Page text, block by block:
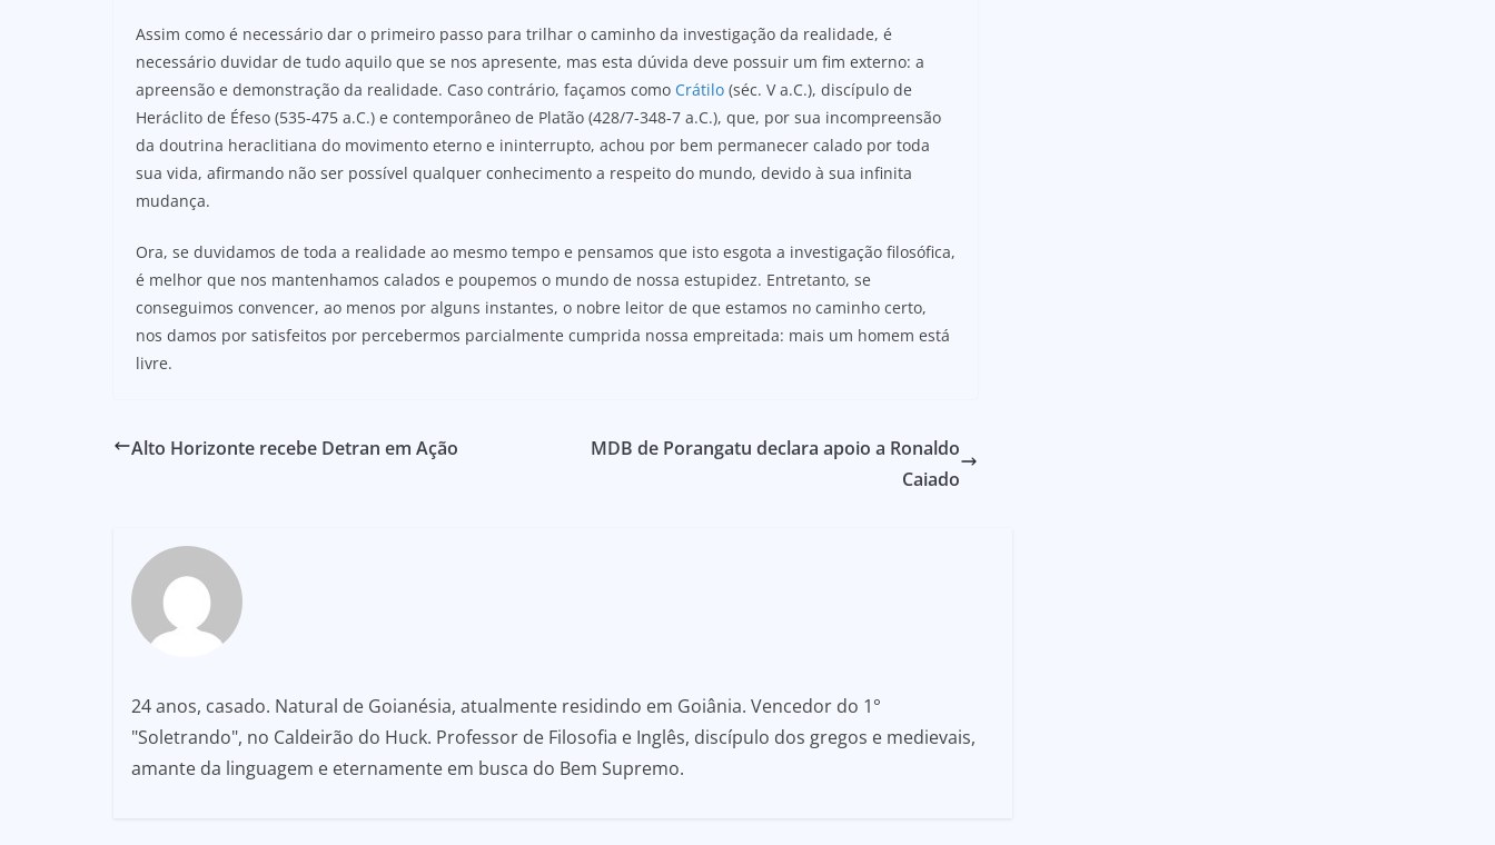
Assim como é necessário dar o primeiro passo para trilhar o caminho da investigação da realidade, é
necessário duvidar de tudo aquilo que se nos apresente, mas esta dúvida deve possuir um fim externo: a
apreensão e demonstração da realidade. Caso contrário, façamos como Crátilo (séc. V a.C.), discípulo de
Heráclito de Éfeso (535-475 a.C.) e contemporâneo de Platão (428/7-348-7 a.C.), que, por sua incompreensão
da doutrina heraclitiana do movimento eterno e ininterrupto, achou por bem permanecer calado por toda
sua vida, afirmando não ser possível qualquer conhecimento a respeito do mundo, devido à sua infinita
mudança.
Ora, se duvidamos de toda a realidade ao mesmo tempo e pensamos que isto esgota a investigação filosófica,
é melhor que nos mantenhamos calados e poupemos o mundo de nossa estupidez. Entretanto, se
conseguimos convencer, ao menos por alguns instantes, o nobre leitor de que estamos no caminho certo,
nos damos por satisfeitos por percebermos parcialmente cumprida nossa empreitada: mais um homem está
livre.
Alto Horizonte recebe Detran em Ação
MDB de Porangatu declara apoio a Ronaldo
Caiado
24 anos, casado. Natural de Goianésia, atualmente residindo em Goiânia. Vencedor do 1°
"Soletrando", no Caldeirão do Huck. Professor de Filosofia e Inglês, discípulo dos gregos e medievais,
amante da linguagem e eternamente em busca do Bem Supremo.